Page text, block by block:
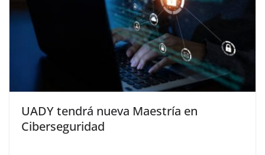
UADY tendrá nueva Maestría en
Ciberseguridad